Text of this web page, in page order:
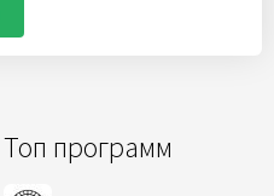
Топ программ